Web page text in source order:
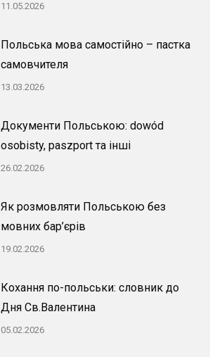
11.05.2026
Польська мова самостійно – пастка
самовчителя
13.03.2026
Документи Польською: dowód
osobisty, paszport та інші
26.02.2026
Як розмовляти Польською без
мовних бар’єрів
19.02.2026
Кохання по-польськи: словник до
Дня Св.Валентина
05.02.2026